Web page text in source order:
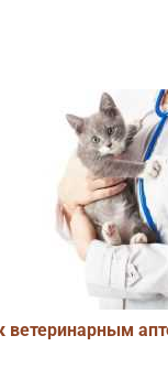
ветеринарным